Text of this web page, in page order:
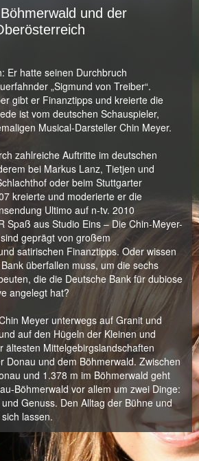
und der
Er hatte seinen Durchbruch
„Sigmund von Treiber“.
gibt er Finanztipps und kreierte die
ist vom deutschen Schauspieler,
Musical-Darsteller Chin Meyer.
zahlreiche Auftritte im deutschen
bei Markus Lanz, Tietjen und
oder beim Stuttgarter
kreierte und moderierte er die
Ultimo auf n-tv. 2010
Spaß aus Studio Eins – Die Chin-Meyer-
geprägt von großem
satirischen Finanztipps. Oder wissen
überfallen muss, um die sechs
die die Deutsche Bank für dubiose
angelegt hat?
Meyer unterwegs auf Granit und
auf den Hügeln der Kleinen und
ältesten Mittelgebirgslandschaften
Donau und dem Böhmerwald. Zwischen
und 1.378 m im Böhmerwald geht
Böhmerwald vor allem um zwei Dinge:
Genuss. Den Alltag der Bühne und
lassen.